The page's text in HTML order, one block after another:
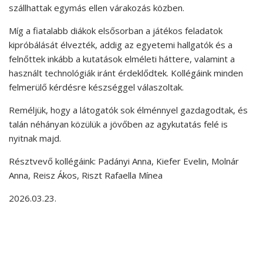
szállhattak egymás ellen várakozás közben.
Míg a fiatalabb diákok elsősorban a játékos feladatok
kipróbálását élvezték, addig az egyetemi hallgatók és a
felnőttek inkább a kutatások elméleti háttere, valamint a
használt technológiák iránt érdeklődtek. Kollégáink minden
felmerülő kérdésre készséggel válaszoltak.
Reméljük, hogy a látogatók sok élménnyel gazdagodtak, és
talán néhányan közülük a jövőben az agykutatás felé is
nyitnak majd.
Résztvevő kollégáink: Padányi Anna, Kiefer Evelin, Molnár
Anna, Reisz Ákos, Riszt Rafaella Mínea
2026.03.23.